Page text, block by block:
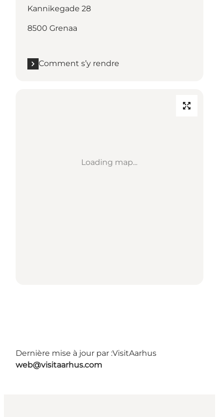
Kannikegade 28
8500 Grenaa
Comment s’y rendre
Loading map...
Dernière mise à jour par :VisitAarhus
web@visitaarhus.com